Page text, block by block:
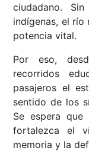
ciudadano.
indígenas, el río
potencia vital.
Por eso,
recorridos
pasajeros el
sentido de los
Se espera
fortalezca el
memoria y la